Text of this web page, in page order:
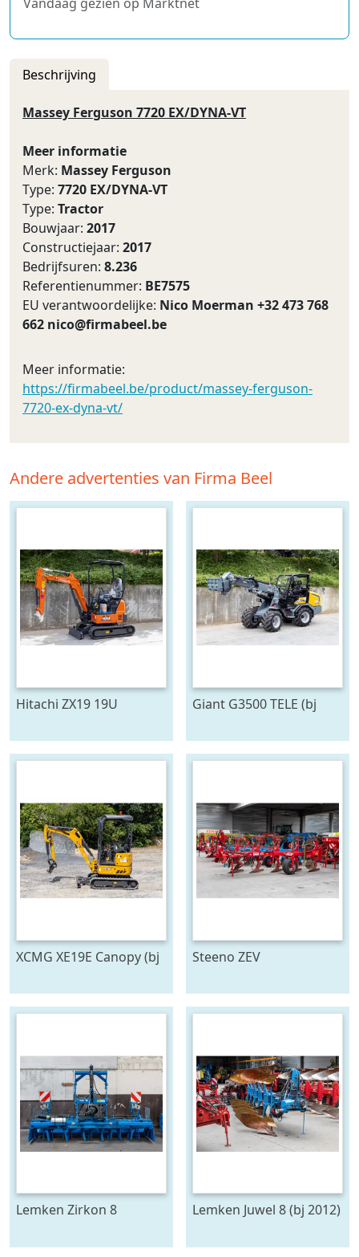
Beschrijving
Massey Ferguson 7720 EX/DYNA-VT
Meer informatie
Merk: Massey Ferguson
Type: 7720 EX/DYNA-VT
Type: Tractor
Bouwjaar: 2017
Constructiejaar: 2017
Bedrijfsuren: 8.236
Referentienummer: BE7575
EU verantwoordelijke: Nico Moerman +32 473 768
662 nico@firmabeel.be
Meer informatie:
https://firmabeel.be/product/massey-ferguson-
7720-ex-dyna-vt/
Andere advertenties van Firma Beel
Hitachi ZX19 19U
Giant G3500 TELE (bj
XCMG XE19E Canopy (bj
Steeno ZEV
Lemken Zirkon 8 Lemken Juwel 8 (bj 2012)